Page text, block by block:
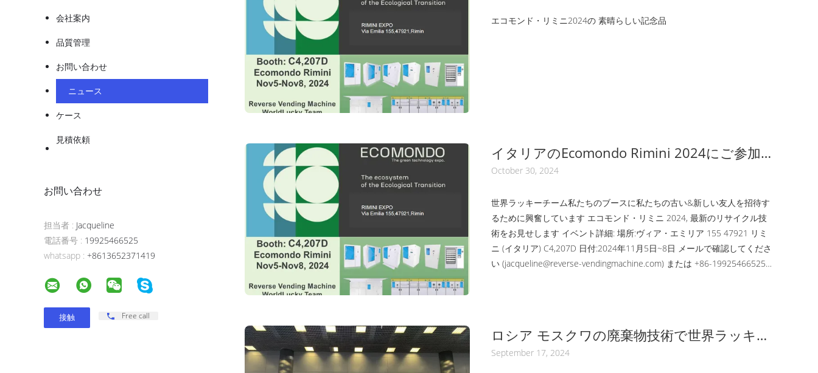
会社案内
品質管理
お問い合わせ
ニュース
ケース
見積依頼
お問い合わせ
担当者 : Jacqueline
電話番号 : 19925466525
whatsapp : +8613652371419
Free call
エコモンド・リミニ2024の 素晴らしい記念品
イタリアのEcomondo Rimini 2024にご参加
ください!
October 30, 2024
世界ラッキーチーム私たちのブースに私たちの古い&新しい友人を招待す
るために興奮しています エコモンド・リミニ 2024, 最新のリサイクル技
術をお見せします イベント詳細: 場所:ヴィア・エミリア 155 47921 リミ
ニ (イタリア) C4,207D 日付:2024年11月5日~8日 メールで確認してくださ
い (jacqueline@reverse-vendingmachine.com) または +86-19925466525
ロシア モスクワの廃棄物技術で世界ラッキー
の大瞬間
September 17, 2024